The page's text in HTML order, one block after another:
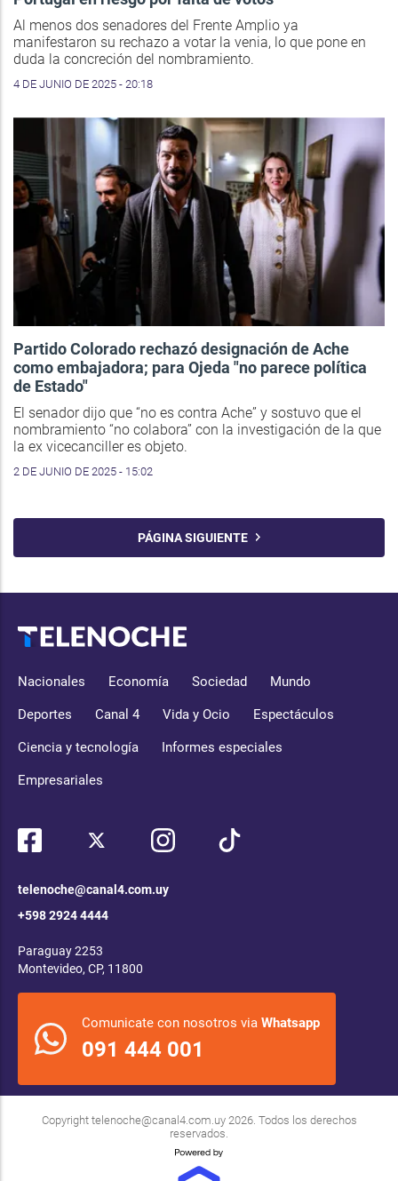
Al menos dos senadores del Frente Amplio ya
manifestaron su rechazo a votar la venia, lo que pone en
duda la concreción del nombramiento.
4 DE JUNIO DE 2025 - 20:18
Partido Colorado rechazó designación de Ache
como embajadora; para Ojeda "no parece política
de Estado"
El senador dijo que “no es contra Ache” y sostuvo que el
nombramiento “no colabora” con la investigación de la que
la ex vicecanciller es objeto.
2 DE JUNIO DE 2025 - 15:02
PÁGINA SIGUIENTE
Nacionales Economía Sociedad Mundo
Deportes Canal 4 Vida y Ocio Espectáculos
Ciencia y tecnología Informes especiales
Empresariales
telenoche@canal4.com.uy
+598 2924 4444
Paraguay 2253
Montevideo, CP, 11800
Comunicate con nosotros via Whatsapp
091 444 001
Copyright telenoche@canal4.com.uy2026. Todos los derechos
reservados.